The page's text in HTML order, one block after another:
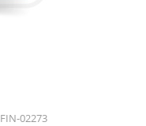
FIN-02273